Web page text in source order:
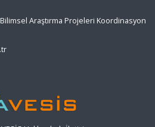
Araştırma Projeleri Koordinasyon